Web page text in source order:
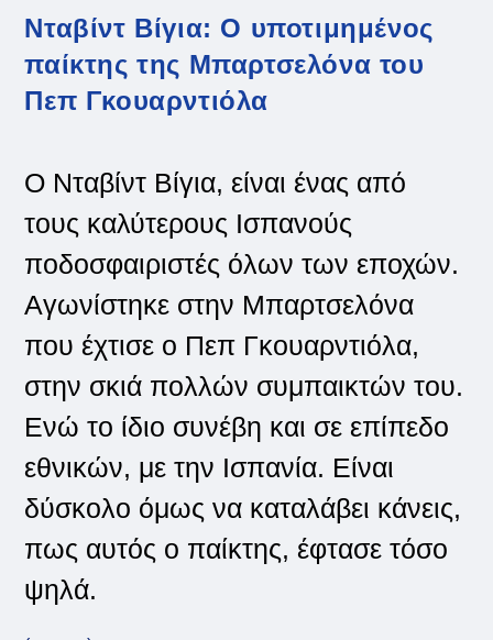
Νταβίντ Βίγια: Ο υποτιμημένος
παίκτης της Μπαρτσελόνα του
Πεπ Γκουαρντιόλα
Ο Νταβίντ Βίγια, είναι ένας από
τους καλύτερους Ισπανούς
ποδοσφαιριστές όλων των εποχών.
Αγωνίστηκε στην Μπαρτσελόνα
που έχτισε ο Πεπ Γκουαρντιόλα,
στην σκιά πολλών συμπαικτών του.
Ενώ το ίδιο συνέβη και σε επίπεδο
εθνικών, με την Ισπανία. Είναι
δύσκολο όμως να καταλάβει κάνεις,
πως αυτός ο παίκτης, έφτασε τόσο
ψηλά.